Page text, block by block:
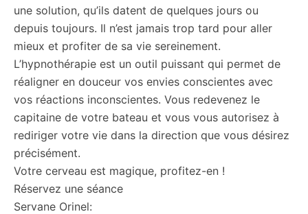
une solution, qu’ils datent de quelques jours ou
depuis toujours. Il n’est jamais trop tard pour aller
mieux et profiter de sa vie sereinement.
L’hypnothérapie est un outil puissant qui permet de
réaligner en douceur vos envies conscientes avec
vos réactions inconscientes. Vous redevenez le
capitaine de votre bateau et vous vous autorisez à
rediriger votre vie dans la direction que vous désirez
précisément.
Votre cerveau est magique, profitez-en !
Réservez une séance
Servane Orinel: